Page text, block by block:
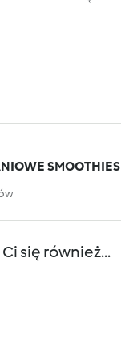
SMOOTHIES
się również...